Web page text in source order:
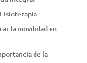
la movilidad en
de la